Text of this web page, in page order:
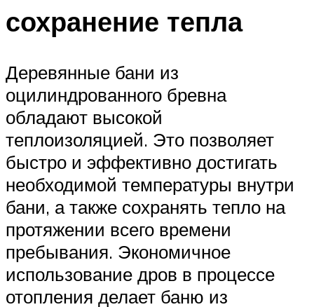
сохранение тепла
Деревянные бани из
оцилиндрованного бревна
обладают высокой
теплоизоляцией. Это позволяет
быстро и эффективно достигать
необходимой температуры внутри
бани, а также сохранять тепло на
протяжении всего времени
пребывания. Экономичное
использование дров в процессе
отопления делает баню из